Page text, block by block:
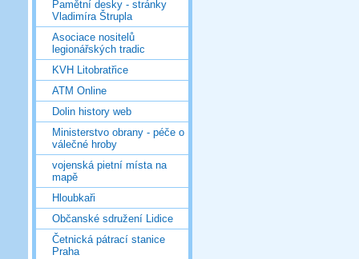
Pamětní desky - stránky
Vladimíra Štrupla
Asociace nositelů
legionářských tradic
KVH Litobratřice
ATM Online
Dolin history web
Ministerstvo obrany - péče o
válečné hroby
vojenská pietní místa na
mapě
Hloubkaři
Občanské sdružení Lidice
Četnická pátrací stanice
Praha